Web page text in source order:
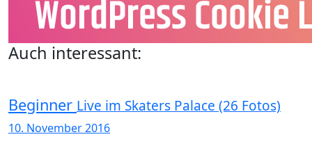
Auch interessant:
Beginner Live im Skaters Palace (26 Fotos)
10. November 2016